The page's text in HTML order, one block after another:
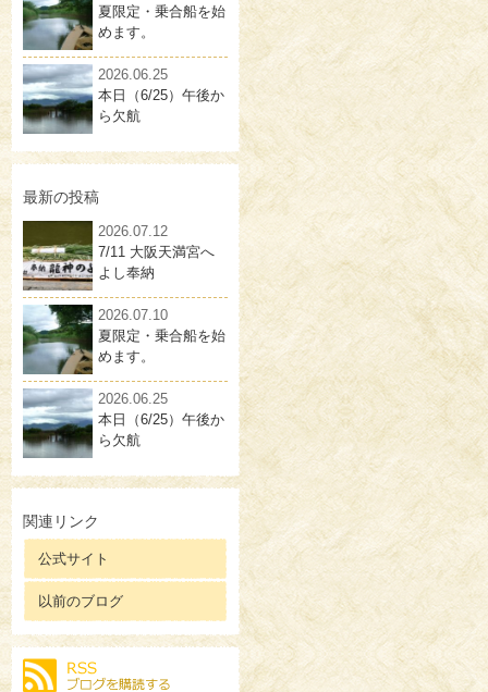
夏限定・乗合船を始
めます。
2026.06.25
本日（6/25）午後か
ら欠航
最新の投稿
2026.07.12
7/11 大阪天満宮へ
よし奉納
2026.07.10
夏限定・乗合船を始
めます。
2026.06.25
本日（6/25）午後か
ら欠航
関連リンク
公式サイト
以前のブログ